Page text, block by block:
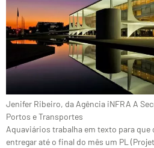
Jenifer Ribeiro, da Agência iNFRA A
Portos e Transportes
Aquaviários trabalha em texto para que
entregar até o final do mês um PL